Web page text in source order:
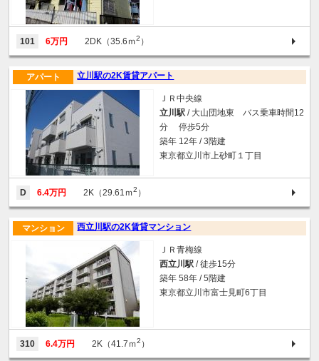
101 6万円 2DK（35.6ｍ2 ）
立川駅の2K賃貸アパート
アパート
ＪＲ中央線
立川駅 / 大山団地東 バス乗車時間12
分 停歩5分
築年 12年 / 3階建
東京都立川市上砂町１丁目
D 6.4万円 2K（29.61ｍ2 ）
西立川駅の2K賃貸マンション
マンション
ＪＲ青梅線
西立川駅 / 徒歩15分
築年 58年 / 5階建
東京都立川市富士見町6丁目
310 6.4万円 2K（41.7ｍ2 ）